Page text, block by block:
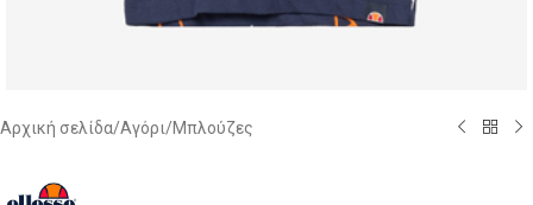
Αρχική σελίδα/Αγόρι/Μπλούζες